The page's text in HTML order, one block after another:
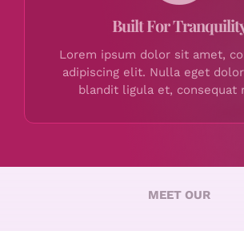
Built For
Lorem ipsum dolor sit amet,
adipiscing elit. Nulla eget
blandit ligula et, consequat
MEET OUR